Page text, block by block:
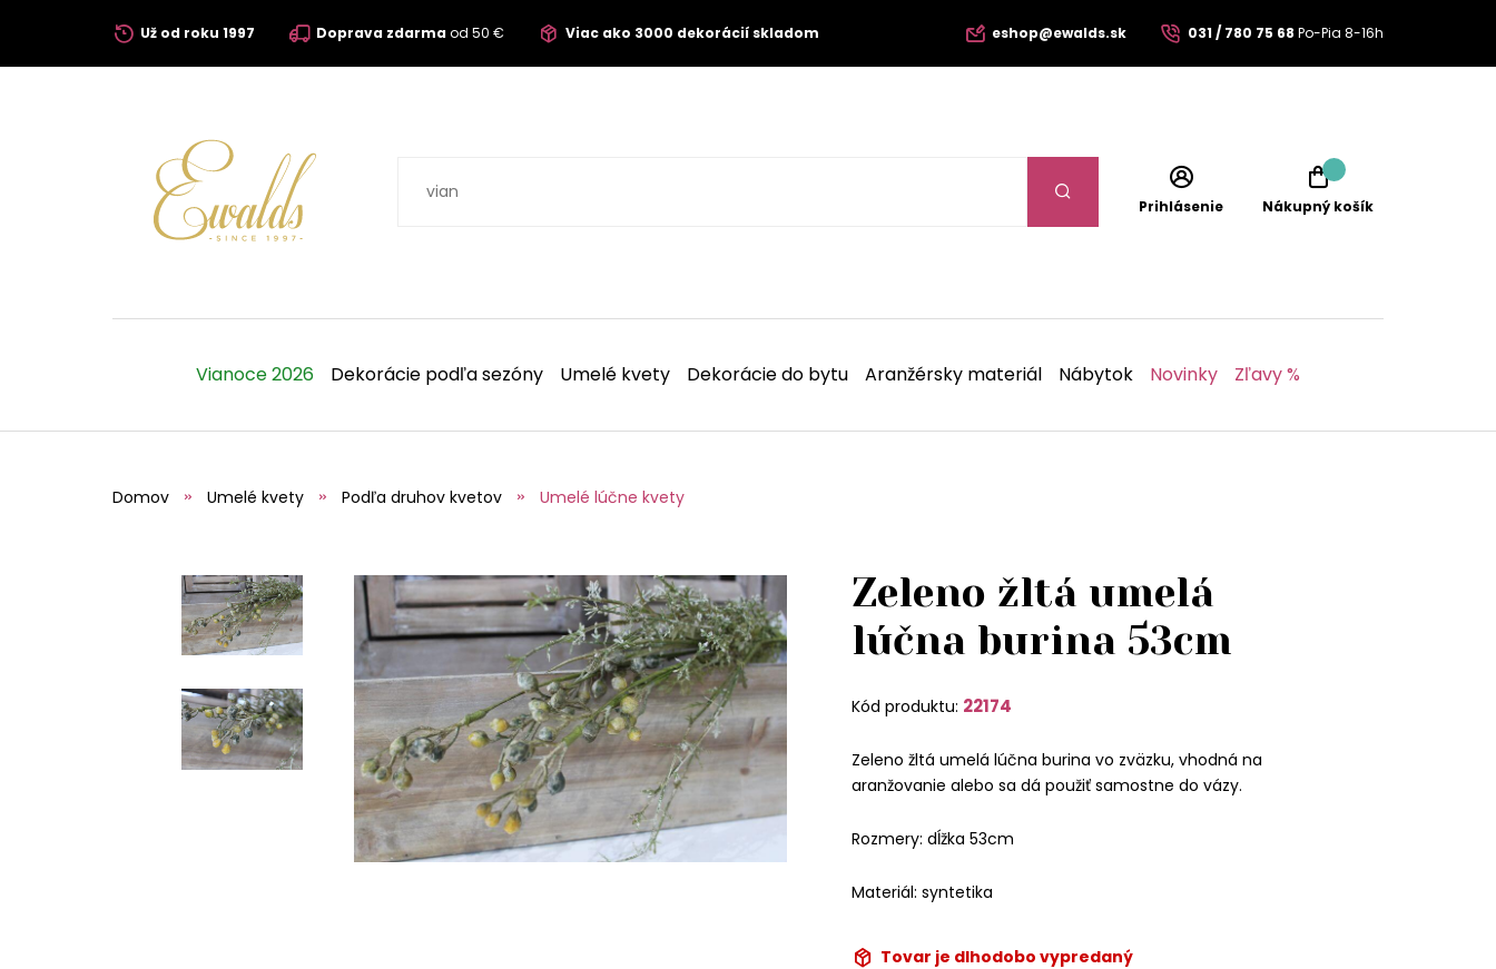
Už od roku 1997 Doprava zdarmaod 50 € Viac ako 3000 dekorácií skladom eshop@ewalds.sk 031 / 780 75 68 Po-Pia 8-16h
Prihlásenie Nákupný košík
Vianoce 2026 Dekorácie podľa sezóny Umelé kvety Dekorácie do bytu Aranžérsky materiál Nábytok Novinky Zľavy %
Domov Umelé kvety Podľa druhov kvetov Umelé lúčne kvety
Zeleno žltá umelá
lúčna burina 53cm
Kód produktu: 22174
Zeleno žltá umelá lúčna burina vo zväzku, vhodná na
aranžovanie alebo sa dá použiť samostne do vázy.
Rozmery: dĺžka 53cm
Materiál: syntetika
Tovar je dlhodobo vypredaný